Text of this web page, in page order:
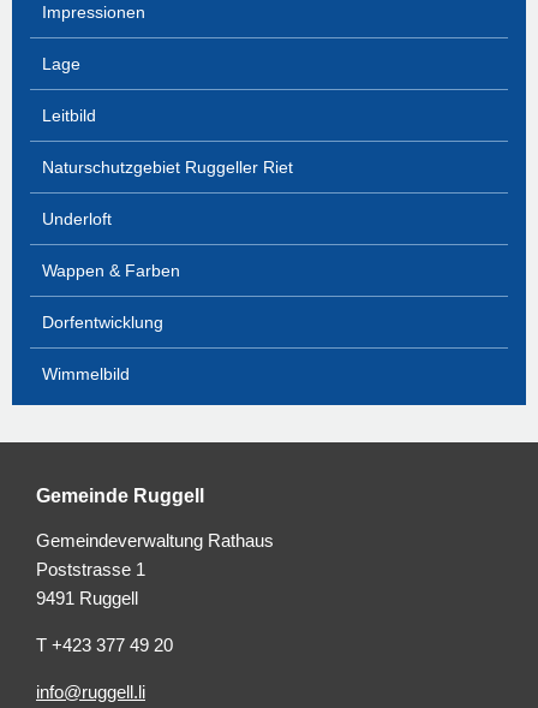
Impressionen
Lage
Leitbild
Naturschutzgebiet Ruggeller Riet
Underloft
Wappen & Farben
Dorfentwicklung
Wimmelbild
Gemeinde Ruggell
Gemeindeverwaltung Rathaus
Poststrasse 1
9491 Ruggell
T +423 377 49 20
info@ruggell.li